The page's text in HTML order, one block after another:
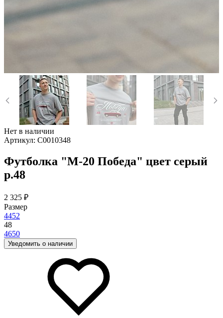
Нет в наличии
Артикул: C0010348
Футболка "М-20 Победа" цвет серый
р.48
2 325 ₽
Размер
4452
48
4650
Уведомить о наличии